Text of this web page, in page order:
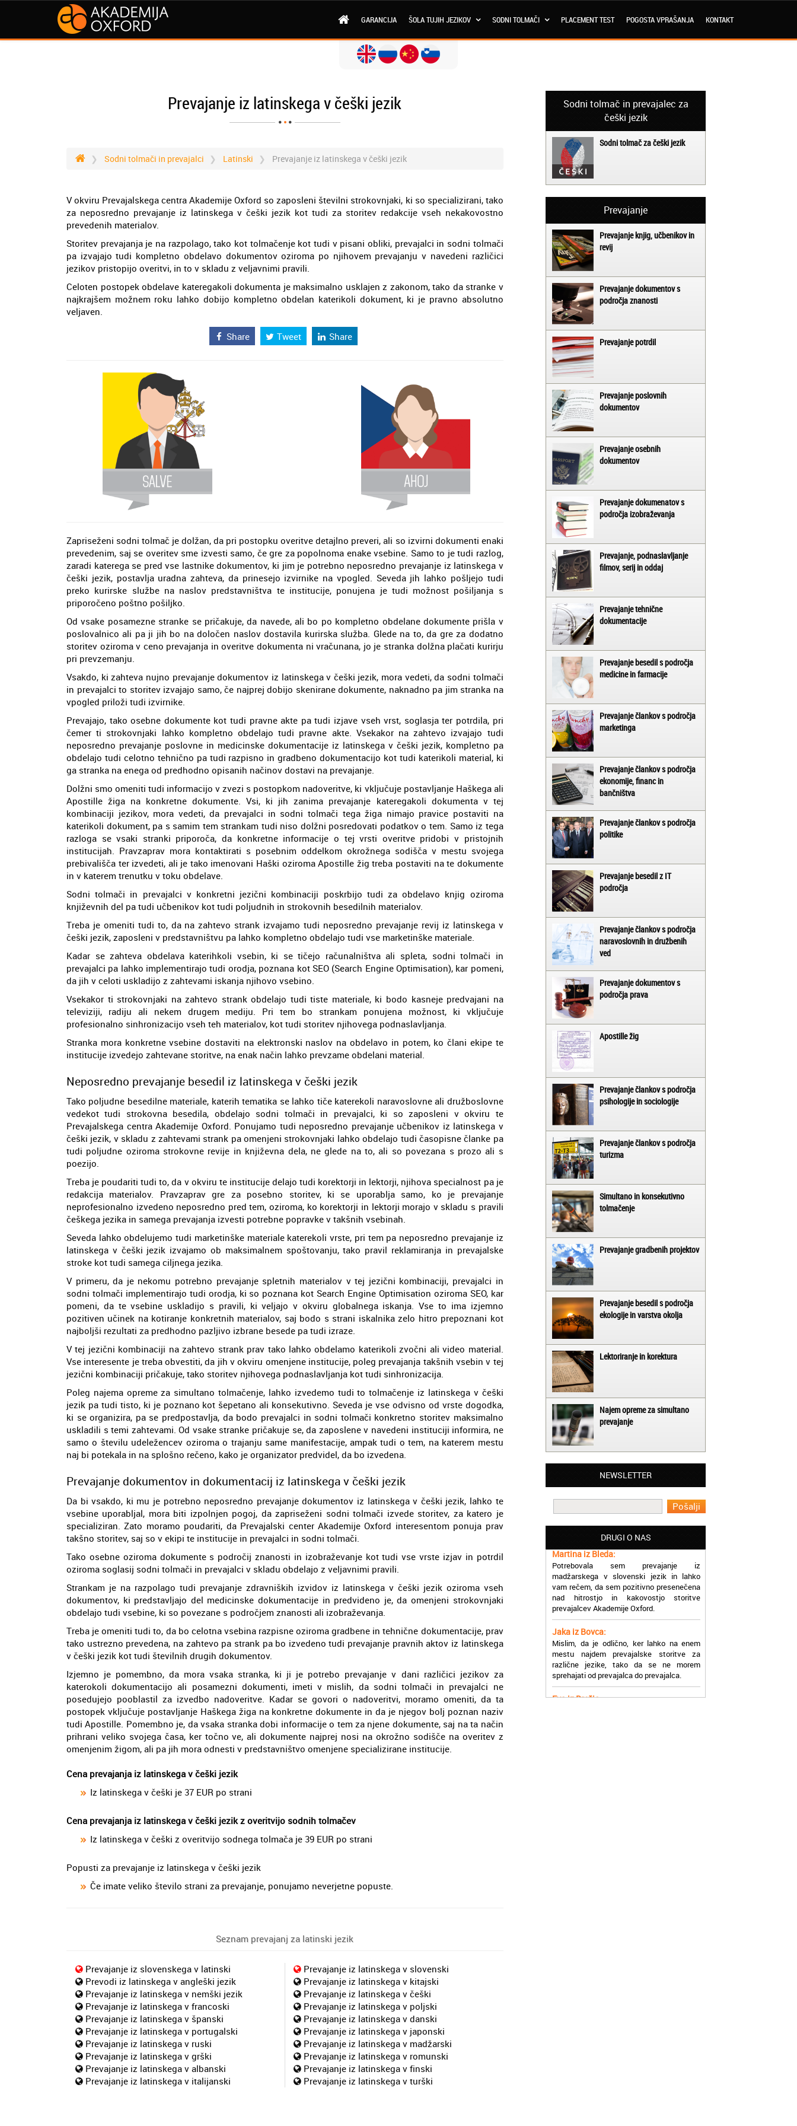
GARANCIJA ŠOLA TUJIH JEZIKOV SODNI TOLMAČI PLACEMENT TEST POGOSTA VPRAŠANJA KONTAKT
Prevajanje iz latinskega v češki jezik
Sodni tolmači in prevajalci Latinski Prevajanje iz latinskega v češki jezik
V okviru Prevajalskega centra Akademije Oxford so zaposleni številni strokovnjaki, ki so specializirani, tako
za neposredno prevajanje iz latinskega v češki jezik kot tudi za storitev redakcije vseh nekakovostno
prevedenih materialov.
Storitev prevajanja je na razpolago, tako kot tolmačenje kot tudi v pisani obliki, prevajalci in sodni tolmači
pa izvajajo tudi kompletno obdelavo dokumentov oziroma po njihovem prevajanju v navedeni različici
jezikov pristopijo overitvi, in to v skladu z veljavnimi pravili.
Celoten postopek obdelave kateregakoli dokumenta je maksimalno usklajen z zakonom, tako da stranke v
najkrajšem možnem roku lahko dobijo kompletno obdelan katerikoli dokument, ki je pravno absolutno
veljaven.
Share Tweet Share
Zapriseženi sodni tolmač je dolžan, da pri postopku overitve detajlno preveri, ali so izvirni dokumenti enaki
prevedenim, saj se overitev sme izvesti samo, če gre za popolnoma enake vsebine. Samo to je tudi razlog,
zaradi katerega se pred vse lastnike dokumentov, ki jim je potrebno neposredno prevajanje iz latinskega v
češki jezik, postavlja uradna zahteva, da prinesejo izvirnike na vpogled. Seveda jih lahko pošljejo tudi
preko kurirske službe na naslov predstavništva te institucije, ponujena je tudi možnost pošiljanja s
priporočeno poštno pošiljko.
Od vsake posamezne stranke se pričakuje, da navede, ali bo po kompletno obdelane dokumente prišla v
poslovalnico ali pa ji jih bo na določen naslov dostavila kurirska služba. Glede na to, da gre za dodatno
storitev oziroma v ceno prevajanja in overitve dokumenta ni vračunana, jo je stranka dolžna plačati kurirju
pri prevzemanju.
Vsakdo, ki zahteva nujno prevajanje dokumentov iz latinskega v češki jezik, mora vedeti, da sodni tolmači
in prevajalci to storitev izvajajo samo, če najprej dobijo skenirane dokumente, naknadno pa jim stranka na
vpogled priloži tudi izvirnike.
Prevajajo, tako osebne dokumente kot tudi pravne akte pa tudi izjave vseh vrst, soglasja ter potrdila, pri
čemer ti strokovnjaki lahko kompletno obdelajo tudi pravne akte. Vsekakor na zahtevo izvajajo tudi
neposredno prevajanje poslovne in medicinske dokumentacije iz latinskega v češki jezik, kompletno pa
obdelajo tudi celotno tehnično pa tudi razpisno in gradbeno dokumentacijo kot tudi katerikoli material, ki
ga stranka na enega od predhodno opisanih načinov dostavi na prevajanje.
Dolžni smo omeniti tudi informacijo v zvezi s postopkom nadoveritve, ki vključuje postavljanje Haškega ali
Apostille žiga na konkretne dokumente. Vsi, ki jih zanima prevajanje kateregakoli dokumenta v tej
kombinaciji jezikov, mora vedeti, da prevajalci in sodni tolmači tega žiga nimajo pravice postaviti na
katerikoli dokument, pa s samim tem strankam tudi niso dolžni posredovati podatkov o tem. Samo iz tega
razloga se vsaki stranki priporoča, da konkretne informacije o tej vrsti overitve pridobi v pristojnih
institucijah. Pravzaprav mora kontaktirati s posebnim oddelkom okrožnega sodišča v mestu svojega
prebivališča ter izvedeti, ali je tako imenovani Haški oziroma Apostille žig treba postaviti na te dokumente
in v katerem trenutku v toku obdelave.
Sodni tolmači in prevajalci v konkretni jezični kombinaciji poskrbijo tudi za obdelavo knjig oziroma
književnih del pa tudi učbenikov kot tudi poljudnih in strokovnih besedilnih materialov.
Treba je omeniti tudi to, da na zahtevo strank izvajamo tudi neposredno prevajanje revij iz latinskega v
češki jezik, zaposleni v predstavništvu pa lahko kompletno obdelajo tudi vse marketinške materiale.
Kadar se zahteva obdelava katerihkoli vsebin, ki se tičejo računalništva ali spleta, sodni tolmači in
prevajalci pa lahko implementirajo tudi orodja, poznana kot SEO (Search Engine Optimisation), kar pomeni,
da jih v celoti uskladijo z zahtevami iskanja njihovo vsebino.
Vsekakor ti strokovnjaki na zahtevo strank obdelajo tudi tiste materiale, ki bodo kasneje predvajani na
televiziji, radiju ali nekem drugem mediju. Pri tem bo strankam ponujena možnost, ki vključuje
profesionalno sinhronizacijo vseh teh materialov, kot tudi storitev njihovega podnaslavljanja.
Stranka mora konkretne vsebine dostaviti na elektronski naslov na obdelavo in potem, ko člani ekipe te
institucije izvedejo zahtevane storitve, na enak način lahko prevzame obdelani material.
Neposredno prevajanje besedil iz latinskega v češki jezik
Tako poljudne besedilne materiale, katerih tematika se lahko tiče katerekoli naravoslovne ali družboslovne
vedekot tudi strokovna besedila, obdelajo sodni tolmači in prevajalci, ki so zaposleni v okviru te
Prevajalskega centra Akademije Oxford. Ponujamo tudi neposredno prevajanje učbenikov iz latinskega v
češki jezik, v skladu z zahtevami strank pa omenjeni strokovnjaki lahko obdelajo tudi časopisne članke pa
tudi poljudne oziroma strokovne revije in književna dela, ne glede na to, ali so povezana s prozo ali s
poezijo.
Treba je poudariti tudi to, da v okviru te institucije delajo tudi korektorji in lektorji, njihova specialnost pa je
redakcija materialov. Pravzaprav gre za posebno storitev, ki se uporablja samo, ko je prevajanje
neprofesionalno izvedeno neposredno pred tem, oziroma, ko korektorji in lektorji morajo v skladu s pravili
češkega jezika in samega prevajanja izvesti potrebne popravke v takšnih vsebinah.
Seveda lahko obdelujemo tudi marketinške materiale katerekoli vrste, pri tem pa neposredno prevajanje iz
latinskega v češki jezik izvajamo ob maksimalnem spoštovanju, tako pravil reklamiranja in prevajalske
stroke kot tudi samega ciljnega jezika.
V primeru, da je nekomu potrebno prevajanje spletnih materialov v tej jezični kombinaciji, prevajalci in
sodni tolmači implementirajo tudi orodja, ki so poznana kot Search Engine Optimisation oziroma SEO, kar
pomeni, da te vsebine uskladijo s pravili, ki veljajo v okviru globalnega iskanja. Vse to ima izjemno
pozitiven učinek na kotiranje konkretnih materialov, saj bodo s strani iskalnika zelo hitro prepoznani kot
najboljši rezultati za predhodno pazljivo izbrane besede pa tudi izraze.
V tej jezični kombinaciji na zahtevo strank prav tako lahko obdelamo katerikoli zvočni ali video material.
Vse interesente je treba obvestiti, da jih v okviru omenjene institucije, poleg prevajanja takšnih vsebin v tej
jezični kombinaciji pričakuje, tako storitev njihovega podnaslavljanja kot tudi sinhronizacija.
Poleg najema opreme za simultano tolmačenje, lahko izvedemo tudi to tolmačenje iz latinskega v češki
jezik pa tudi tisto, ki je poznano kot šepetano ali konsekutivno. Seveda je vse odvisno od vrste dogodka,
ki se organizira, pa se predpostavlja, da bodo prevajalci in sodni tolmači konkretno storitev maksimalno
uskladili s temi zahtevami. Od vsake stranke pričakuje se, da zaposlene v navedeni instituciji informira, ne
samo o številu udeležencev oziroma o trajanju same manifestacije, ampak tudi o tem, na katerem mestu
naj bi potekala in na splošno rečeno, kako je organizator predvidel, da bo izvedena.
Prevajanje dokumentov in dokumentacij iz latinskega v češki jezik
Da bi vsakdo, ki mu je potrebno neposredno prevajanje dokumentov iz latinskega v češki jezik, lahko te
vsebine uporabljal, mora biti izpolnjen pogoj, da zapriseženi sodni tolmači izvede storitev, za katero je
specializiran. Zato moramo poudariti, da Prevajalski center Akademije Oxford interesentom ponuja prav
takšno storitev, saj so v ekipi te institucije in prevajalci in sodni tolmači.
Tako osebne oziroma dokumente s področij znanosti in izobraževanje kot tudi vse vrste izjav in potrdil
oziroma soglasij sodni tolmači in prevajalci v skladu obdelajo z veljavnimi pravili.
Strankam je na razpolago tudi prevajanje zdravniških izvidov iz latinskega v češki jezik oziroma vseh
dokumentov, ki predstavljajo del medicinske dokumentacije in predvideno je, da omenjeni strokovnjaki
obdelajo tudi vsebine, ki so povezane s področjem znanosti ali izobraževanja.
Treba je omeniti tudi to, da bo celotna vsebina razpisne oziroma gradbene in tehnične dokumentacije, prav
tako ustrezno prevedena, na zahtevo pa strank pa bo izvedeno tudi prevajanje pravnih aktov iz latinskega
v češki jezik kot tudi številnih drugih dokumentov.
Izjemno je pomembno, da mora vsaka stranka, ki ji je potrebo prevajanje v dani različici jezikov za
katerokoli dokumentacijo ali posamezni dokumenti, imeti v mislih, da sodni tolmači in prevajalci ne
posedujejo pooblastil za izvedbo nadoveritve. Kadar se govori o nadoveritvi, moramo omeniti, da ta
postopek vključuje postavljanje Haškega žiga na konkretne dokumente in da je njegov bolj poznan naziv
tudi Apostille. Pomembno je, da vsaka stranka dobi informacije o tem za njene dokumente, saj na ta način
prihrani veliko svojega časa, ker točno ve, ali dokumente najprej nosi na okrožno sodišče na overitev z
omenjenim žigom, ali pa jih mora odnesti v predstavništvo omenjene specializirane institucije.
Cena prevajanja iz latinskega v češki jezik
Iz latinskega v češki je 37 EUR po strani
Cena prevajanja iz latinskega v češki jezik z overitvijo sodnih tolmačev
Iz latinskega v češki z overitvijo sodnega tolmača je 39 EUR po strani
Popusti za prevajanje iz latinskega v češki jezik
Če imate veliko število strani za prevajanje, ponujamo neverjetne popuste.
Seznam prevajanj za latinski jezik
Prevajanje iz slovenskega v latinski
Prevodi iz latinskega v angleški jezik
Prevajanje iz latinskega v nemški jezik
Prevajanje iz latinskega v francoski
Prevajanje iz latinskega v španski
Prevajanje iz latinskega v portugalski
Prevajanje iz latinskega v ruski
Prevajanje iz latinskega v grški
Prevajanje iz latinskega v albanski
Prevajanje iz latinskega v italijanski
Prevajanje iz latinskega v slovenski
Prevajanje iz latinskega v kitajski
Prevajanje iz latinskega v češki
Prevajanje iz latinskega v poljski
Prevajanje iz latinskega v danski
Prevajanje iz latinskega v japonski
Prevajanje iz latinskega v madžarski
Prevajanje iz latinskega v romunski
Prevajanje iz latinskega v finski
Prevajanje iz latinskega v turški
Sodni tolmač in prevajalec za
češki jezik
Sodni tolmač za češki jezik
Prevajanje
Prevajanje knjig, učbenikov in
revij
Prevajanje dokumentov s
področja znanosti
Prevajanje potrdil
Prevajanje poslovnih
dokumentov
Prevajanje osebnih
dokumentov
Prevajanje dokumenatov s
področja izobraževanja
Prevajanje, podnaslavljanje
filmov, serij in oddaj
Prevajanje tehnične
dokumentacije
Prevajanje besedil s področja
medicine in farmacije
Prevajanje člankov s področja
marketinga
Prevajanje člankov s področja
ekonomije, financ in
bančništva
Prevajanje člankov s področja
politike
Prevajanje besedil z IT
področja
Prevajanje člankov s področja
naravoslovnih in družbenih
ved
Prevajanje dokumentov s
področja prava
Apostille žig
Prevajanje člankov s področja
psihologije in sociologije
Prevajanje člankov s področja
turizma
Simultano in konsekutivno
tolmačenje
Prevajanje gradbenih projektov
Prevajanje besedil s področja
ekologije in varstva okolja
Lektoriranje in korektura
Najem opreme za simultano
prevajanje
NEWSLETTER
DRUGI O NAS
Matjaž iz Ajdovščine:
prevajalske storitve opravljajo hitro in
učinkoviti.
Martina iz Bleda:
Potrebovala sem prevajanje iz
madžarskega v slovenski jezik in lahko
vam rečem, da sem pozitivno presenečena
nad hitrostjo in kakovostjo storitve
prevajalcev Akademije Oxford.
Jaka iz Bovca:
Mislim, da je odlično, ker lahko na enem
mestu najdem prevajalske storitve za
različne jezike, tako da se ne morem
sprehajati od prevajalca do prevajalca.
Eva iz Brežic:
Nujno sem potrebovala prevod v francoski